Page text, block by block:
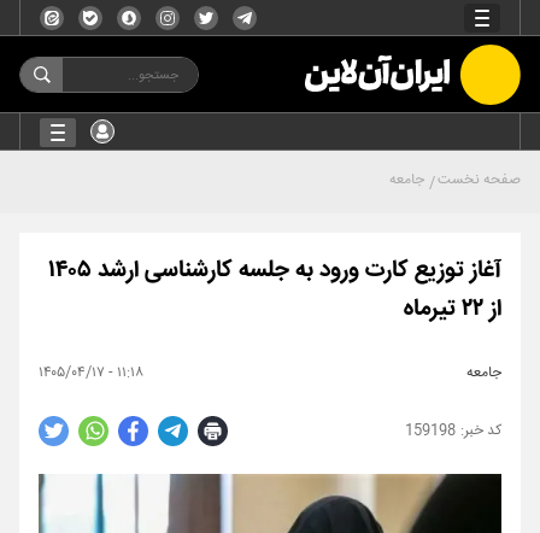
صفحه نخست جامعه
آغاز توزیع کارت ورود به جلسه کارشناسی ارشد ۱۴۰۵
از ۲۲ تیرماه
جامعه ۱۱:۱۸ - ۱۴۰۵/۰۴/۱۷
159198